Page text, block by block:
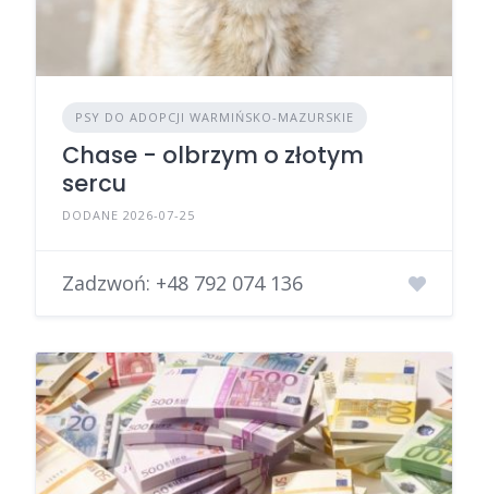
PSY DO ADOPCJI WARMIŃSKO-MAZURSKIE
Chase - olbrzym o złotym
sercu
DODANE 2026-07-25
Zadzwoń: +48 792 074 136